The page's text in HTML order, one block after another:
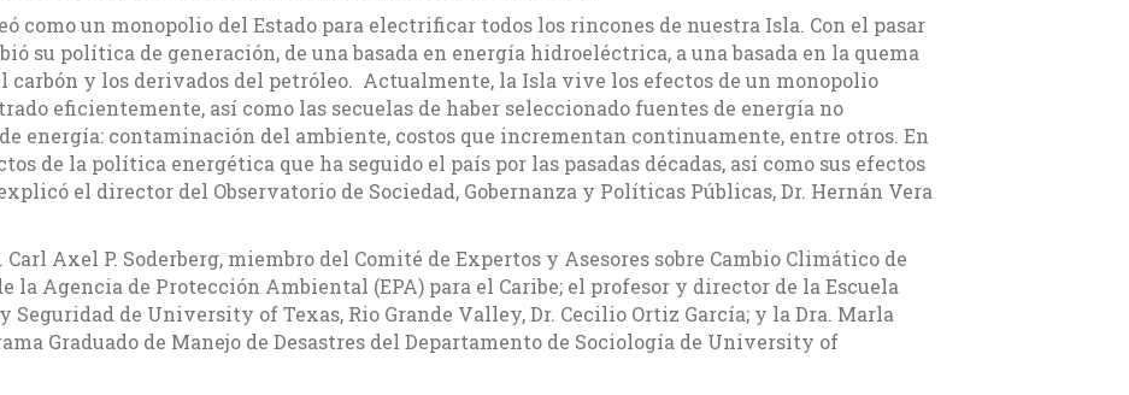
como un monopolio del Estado para electrificar todos los rincones de nuestra Isla. Con el pasar
su política de generación, de una basada en energía hidroeléctrica, a una basada en la quema
carbón y los derivados del petróleo. Actualmente, la Isla vive los efectos de un monopolio
eficientemente, así como las secuelas de haber seleccionado fuentes de energía no
energía: contaminación del ambiente, costos que incrementan continuamente, entre otros. En
de la política energética que ha seguido el país por las pasadas décadas, así como sus efectos
el director del Observatorio de Sociedad, Gobernanza y Políticas Públicas, Dr. Hernán Vera
Axel P. Soderberg, miembro del Comité de Expertos y Asesores sobre Cambio Climático de
la Agencia de Protección Ambiental (EPA) para el Caribe; el profesor y director de la Escuela
Seguridad de University of Texas, Rio Grande Valley, Dr. Cecilio Ortiz García; y la Dra. Marla
Graduado de Manejo de Desastres del Departamento de Sociología de University of